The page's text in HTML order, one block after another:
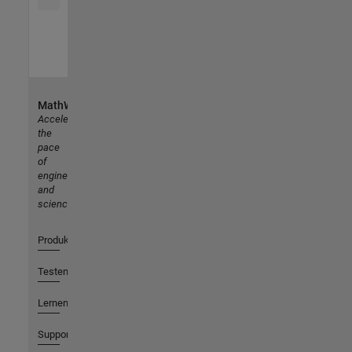
MathWorks
Accelerating
the
pace
of
engineering
and
science
Produkte
Testen oder Kaufen
Lernen
Support